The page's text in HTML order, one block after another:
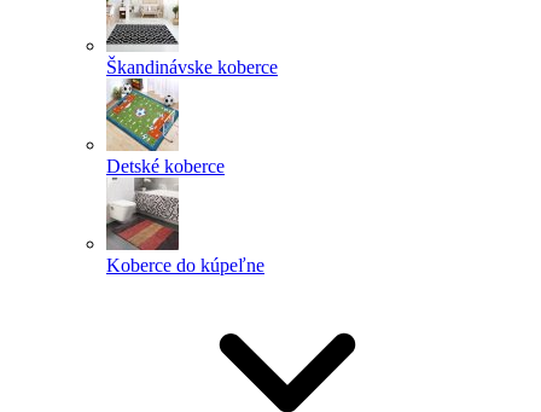
Škandinávske koberce
Detské koberce
Koberce do kúpeľne